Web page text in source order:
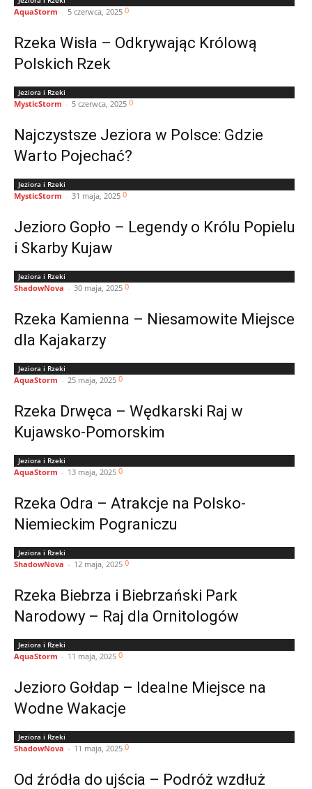
AquaStorm - 5 czerwca, 2025 0
Rzeka Wisła – Odkrywając Królową
Polskich Rzek
Jeziora i Rzeki
MysticStorm - 5 czerwca, 2025 0
Najczystsze Jeziora w Polsce: Gdzie
Warto Pojechać?
Jeziora i Rzeki
MysticStorm - 31 maja, 2025 0
Jezioro Gopło – Legendy o Królu Popielu
i Skarby Kujaw
Jeziora i Rzeki
ShadowNova - 30 maja, 2025 0
Rzeka Kamienna – Niesamowite Miejsce
dla Kajakarzy
Jeziora i Rzeki
AquaStorm - 25 maja, 2025 0
Rzeka Drwęca – Wędkarski Raj w
Kujawsko-Pomorskim
Jeziora i Rzeki
AquaStorm - 13 maja, 2025 0
Rzeka Odra – Atrakcje na Polsko-
Niemieckim Pograniczu
Jeziora i Rzeki
ShadowNova - 12 maja, 2025 0
Rzeka Biebrza i Biebrzański Park
Narodowy – Raj dla Ornitologów
Jeziora i Rzeki
AquaStorm - 11 maja, 2025 0
Jezioro Gołdap – Idealne Miejsce na
Wodne Wakacje
Jeziora i Rzeki
ShadowNova - 11 maja, 2025 0
Od źródła do ujścia – Podróż wzdłuż